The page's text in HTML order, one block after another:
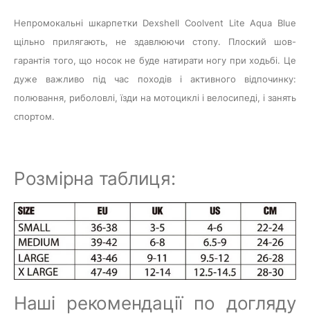
Непромокальні шкарпетки Dexshell Coolvent Lite Aqua Blue
щільно прилягають, не здавлюючи стопу. Плоский шов-
гарантія того, що носок не буде натирати ногу при ходьбі. Це
дуже важливо під час походів і активного відпочинку:
полювання, риболовлі, їзди на мотоциклі і велосипеді, і занять
спортом.
Розмірна таблиця:
Наші рекомендації по догляду